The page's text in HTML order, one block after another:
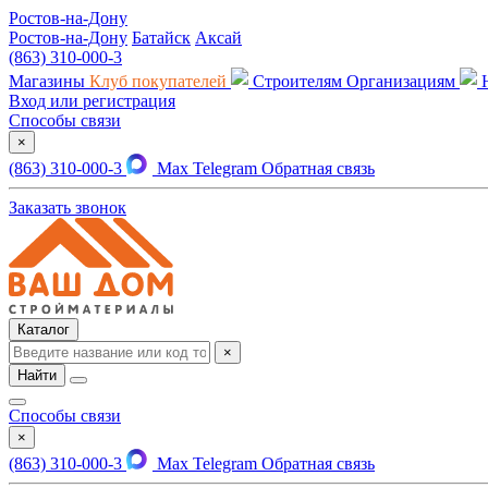
Ростов-на-Дону
Ростов-на-Дону Батайск Аксай
(863) 310-000-3
Магазины Клуб покупателей Строителям Организациям
Вход или регистрация
Способы связи
×
(863) 310-000-3 Max Telegram Обратная связь
Заказать звонок
Каталог
×
Найти
Способы связи
×
(863) 310-000-3 Max Telegram Обратная связь